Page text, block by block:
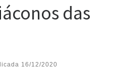
das
16/12/2020